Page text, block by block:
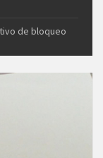
de bloqueo